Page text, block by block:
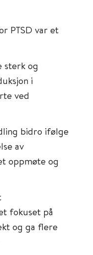
PTSD var et
sterk og
i
ved
bidro ifølge
av
oppmøte og
fokuset på
og ga flere